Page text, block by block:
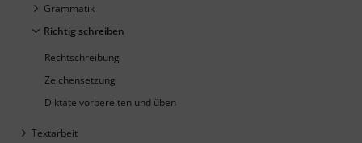
Grammatik
Richtig schreiben
Rechtschreibung
Zeichensetzung
Diktate vorbereiten und üben
Textarbeit